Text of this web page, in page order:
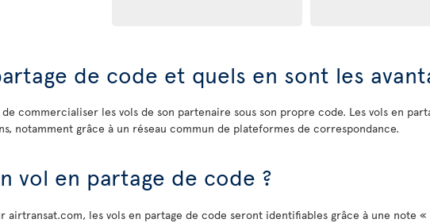
de code et quels en sont les
commercialiser les vols de son partenaire sous son propre code. Les vols en
notamment grâce à un réseau commun de plateformes de correspondance.
vol en partage de code ?
les vols en partage de code seront identifiables grâce à une note